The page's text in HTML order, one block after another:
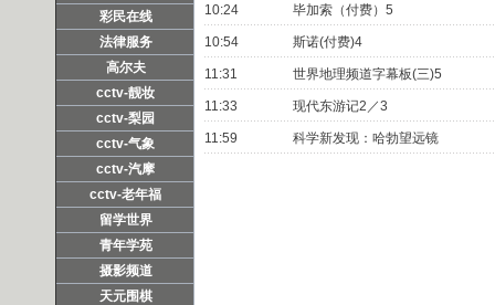
彩民在线
法律服务
高尔夫
cctv-靓妆
cctv-梨园
cctv-气象
cctv-汽摩
cctv-老年福
留学世界
青年学苑
摄影频道
天元围棋
10:24 毕加索（付费）5
10:54 斯诺(付费)4
11:31 世界地理频道字幕板(三)5
11:33 现代东游记2／3
11:59 科学新发现：哈勃望远镜